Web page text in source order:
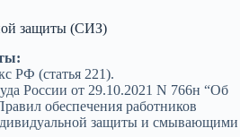
защиты (СИЗ)
РФ (статья 221).
России от 29.10.2021 N 766н “Об
обеспечения работников
защиты и смывающими